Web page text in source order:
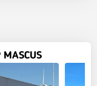
MASCUS